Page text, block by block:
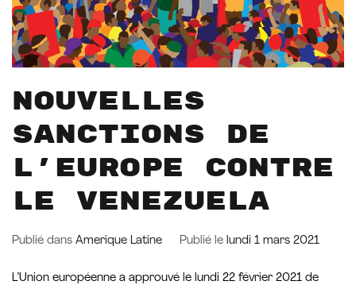
Nouvelles
sanctions de
l’Europe contre
le Venezuela
Publié dans Amerique Latine Publié le lundi 1 mars 2021
L’Union européenne a approuvé le lundi 22 février 2021 de